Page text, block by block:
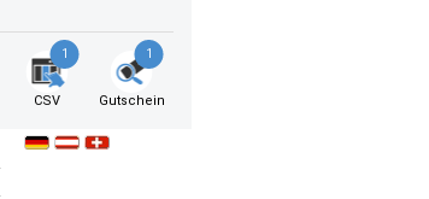
1
CSV
1
Gutschein